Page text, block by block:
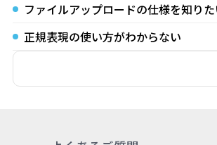
ファイルアップロードの仕様を知り
正規表現の使い方がわからない